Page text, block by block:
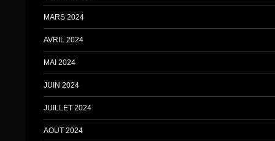
MARS 2024
AVRIL 2024
MAI 2024
JUIN 2024
JUILLET 2024
AOUT 2024